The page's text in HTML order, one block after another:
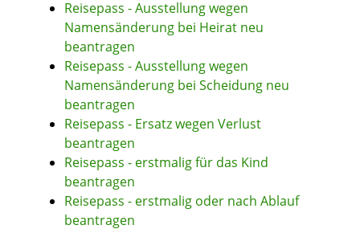
Reisepass - Ausstellung wegen
Namensänderung bei Heirat neu
beantragen
Reisepass - Ausstellung wegen
Namensänderung bei Scheidung neu
beantragen
Reisepass - Ersatz wegen Verlust
beantragen
Reisepass - erstmalig für das Kind
beantragen
Reisepass - erstmalig oder nach Ablauf
beantragen